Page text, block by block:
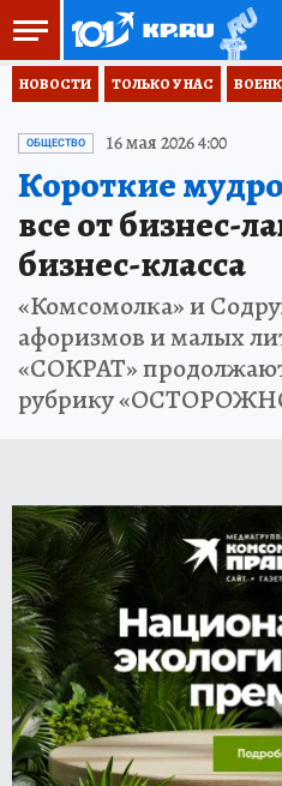
НОВОСТИ ТОЛЬКО У НАС
ОБЩЕСТВО 16 мая 2026 4:00
Короткие
все от бизнес-
бизнес-класса
«Комсомолка» и
афоризмов и малых
«СОКРАТ»
рубрику